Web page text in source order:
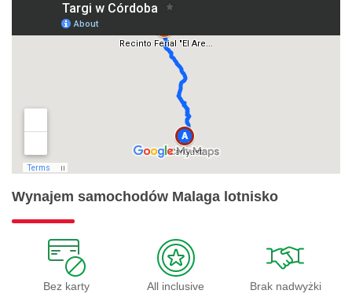
Wynajem samochodów Malaga lotnisko
Bez karty
All inclusive Brak nadwyżki